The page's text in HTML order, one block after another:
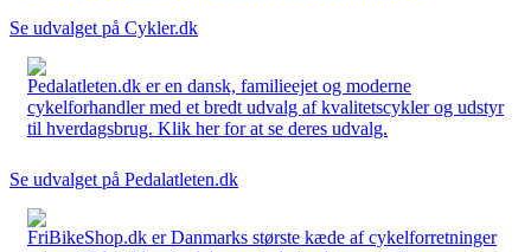
Se udvalget på Cykler.dk
Pedalatleten.dk er en dansk, familieejet og moderne
cykelforhandler med et bredt udvalg af kvalitetscykler og udstyr
til hverdagsbrug. Klik her for at se deres udvalg.
Se udvalget på Pedalatleten.dk
FriBikeShop.dk er Danmarks største kæde af cykelforretninger